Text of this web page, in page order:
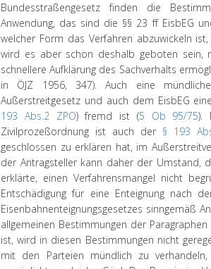
Bundesstraßengesetz finden die
Anwendung, das sind die §§ 23 ff EisbEG
welcher Form das Verfahren abzuwickeln
wird es aber schon deshalb geboten sein,
schnellere Aufklärung des Sachverhalts
in ÖJZ 1956, 347). Auch eine
Außerstreitgesetz und auch dem EisbEG
193 Abs.2 ZPO) fremd ist (5 Ob 95/75).
Zivilprozeßordnung ist auch der § 193
geschlossen zu erklären hat, im
der Antragsteller kann daher der Umstand,
erklärte, einen Verfahrensmangel nicht
Entschädigung für eine Enteignung nach
Eisenbahnenteignungsgesetzes sinngemäß
allgemeinen Bestimmungen der
ist, wird in diesen Bestimmungen nicht
mit den Parteien mündlich zu